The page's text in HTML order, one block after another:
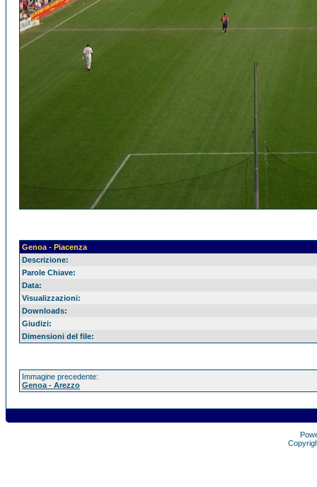
Genoa - Piacenza
Descrizione:
Parole Chiave:
Data:
Visualizzazioni:
Downloads:
Giudizi:
Dimensioni del file:
Immagine precedente:
Genoa - Arezzo